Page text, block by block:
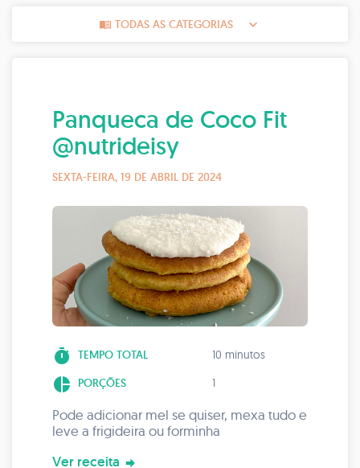
TODAS AS CATEGORIAS
Panqueca de Coco Fit
@nutrideisy
SEXTA-FEIRA, 19 DE ABRIL DE 2024
timer TEMPO TOTAL 10 minutos
pie_chart PORÇÕES 1
Pode adicionar mel se quiser, mexa tudo e
leve a frigideira ou forminha
Ver receita